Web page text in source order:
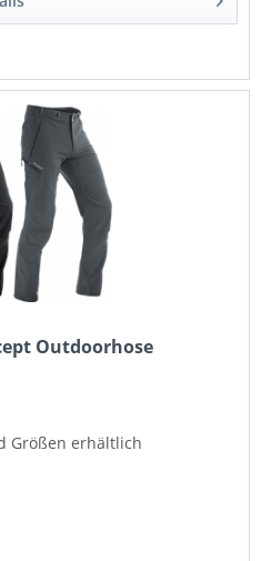
Outdoorhose
Größen erhältlich